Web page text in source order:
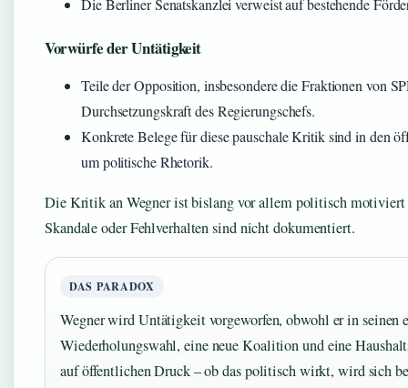
Die Berliner Senatskanzlei verweist auf bestehende
Vorwürfe der Untätigkeit
Teile der Opposition, insbesondere die Fraktionen von
Durchsetzungskraft des Regierungschefs.
Konkrete Belege für diese pauschale Kritik sind in den
um politische Rhetorik.
Die Kritik an Wegner ist bislang vor allem politisch motiviert
Skandale oder Fehlverhalten sind nicht dokumentiert.
DAS PARADOX
Wegner wird Untätigkeit vorgeworfen, obwohl er in seinen
Wiederholungswahl, eine neue Koalition und eine
auf öffentlichen Druck – ob das politisch wirkt, wird sich